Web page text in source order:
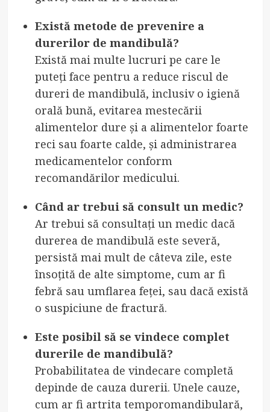
Există metode de prevenire a
durerilor de mandibulă?
Există mai multe lucruri pe care le
puteți face pentru a reduce riscul de
dureri de mandibulă, inclusiv o igienă
orală bună, evitarea mestecării
alimentelor dure și a alimentelor foarte
reci sau foarte calde, și administrarea
medicamentelor conform
recomandărilor medicului.
Când ar trebui să consult un medic?
Ar trebui să consultați un medic dacă
durerea de mandibulă este severă,
persistă mai mult de câteva zile, este
însoțită de alte simptome, cum ar fi
febră sau umflarea feței, sau dacă există
o suspiciune de fractură.
Este posibil să se vindece complet
durerile de mandibulă?
Probabilitatea de vindecare completă
depinde de cauza durerii. Unele cauze,
cum ar fi artrita temporomandibulară,